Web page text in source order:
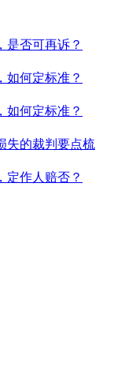
是否可再诉？
如何定标准？
如何定标准？
失的裁判要点梳
定作人赔否？